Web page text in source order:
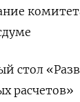
стол
расчетов»